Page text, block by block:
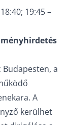
19:45 –
a
A
kerülhet